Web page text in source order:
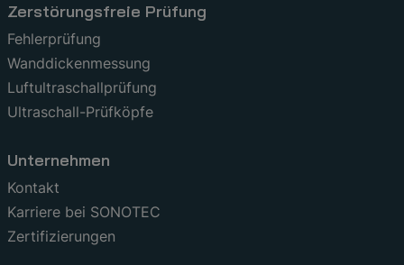
Zerstörungsfreie Prüfung
Fehlerprüfung
Wanddickenmessung
Luftultraschallprüfung
Ultraschall-Prüfköpfe
Unternehmen
Kontakt
Karriere bei SONOTEC
Zertifizierungen